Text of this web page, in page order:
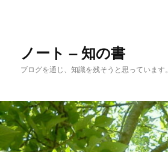
へ
移
ノート – 知の書
ブログを通じ、知識を残そうと思っています。